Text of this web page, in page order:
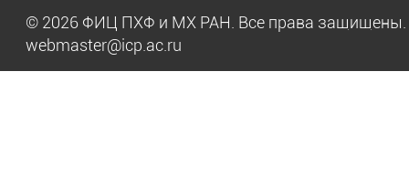
© 2026 ФИЦ ПХФ и МХ РАН. Все права
webmaster@icp.ac.ru